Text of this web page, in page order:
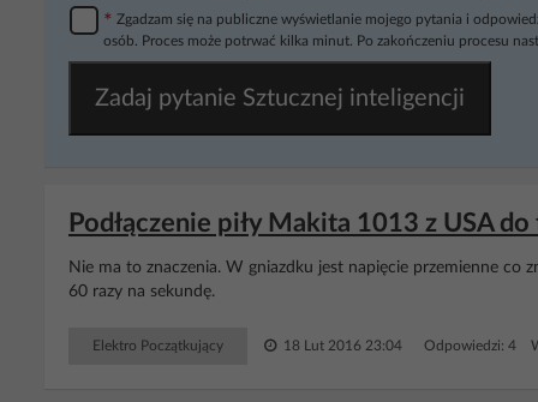
* Zgadzam się na publiczne wyświetlanie mojego pytania i
osób. Proces może potrwać kilka minut. Po zakończeniu procesu
Zadaj pytanie Sztucznej inteligencji
Podłączenie piły Makita 1013 z USA
Nie ma to znaczenia. W gniazdku jest napięcie przemienne co
60 razy na sekundę.
Elektro Początkujący 18 Lut 2016 23:04 Odpowiedzi: 4